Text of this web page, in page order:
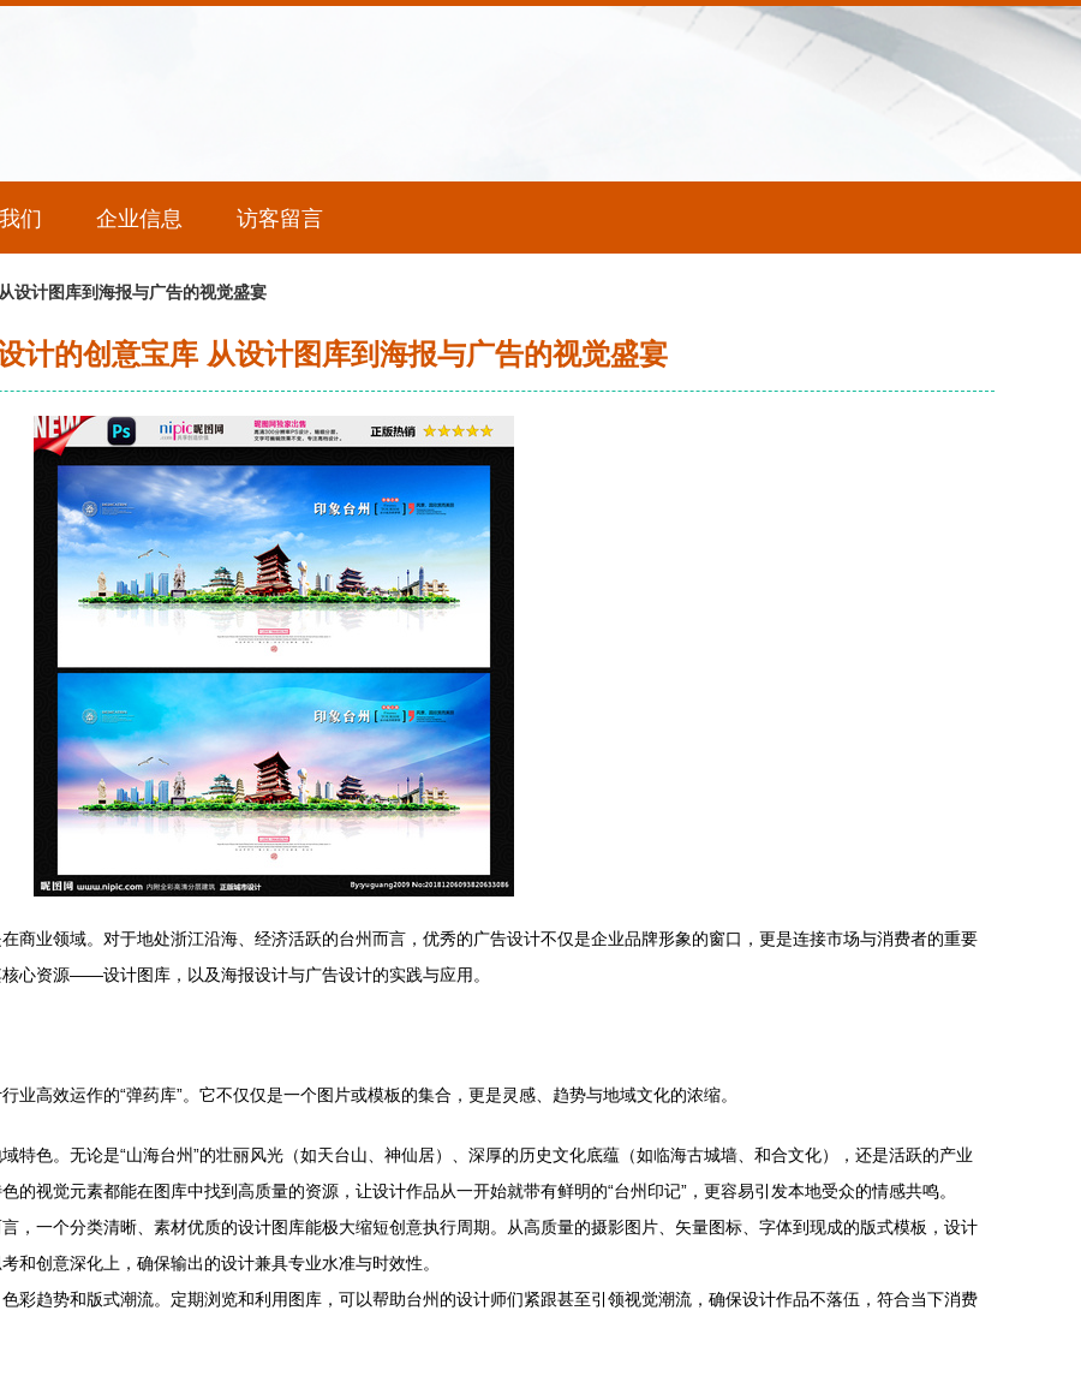
们 企业信息 访客留言
设计图库到海报与广告的视觉盛宴
计的创意宝库 从设计图库到海报与广告的视觉盛宴
商业领域。对于地处浙江沿海、经济活跃的台州而言，优秀的广告设计不仅是企业品牌形象的窗口，更是连接市场与消费者的重要
心资源——设计图库，以及海报设计与广告设计的实践与应用。
业高效运作的“弹药库”。它不仅仅是一个图片或模板的集合，更是灵感、趋势与地域文化的浓缩。
特色。无论是“山海台州”的壮丽风光（如天台山、神仙居）、深厚的历史文化底蕴（如临海古城墙、和合文化），还是活跃的产业
的视觉元素都能在图库中找到高质量的资源，让设计作品从一开始就带有鲜明的“台州印记”，更容易引发本地受众的情感共鸣。
，一个分类清晰、素材优质的设计图库能极大缩短创意执行周期。从高质量的摄影图片、矢量图标、字体到现成的版式模板，设计
和创意深化上，确保输出的设计兼具专业水准与时效性。
彩趋势和版式潮流。定期浏览和利用图库，可以帮助台州的设计师们紧跟甚至引领视觉潮流，确保设计作品不落伍，符合当下消费